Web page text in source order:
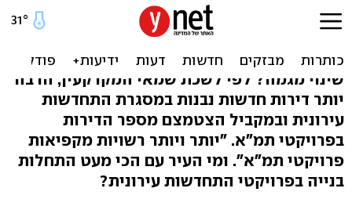
2018: זינוק בפינוי-בינוי,
ירידה בפרויקטים של תמ"א
שינוי מגמה? לפי לשכת שמאי המקרקעין, הרבה
יותר דירות חדשות נבנות במסגרת התחדשות
עירונית ובמקביל הצטמצם מספר הדירות
בפרויקטי תמ"א. "יותר ויותר רשויות מקפיאות
פרויקטי תמ"א". ומי העיר עם הכי מעט התחלות
בנייה בפרויקטי התחדשות עירונית?